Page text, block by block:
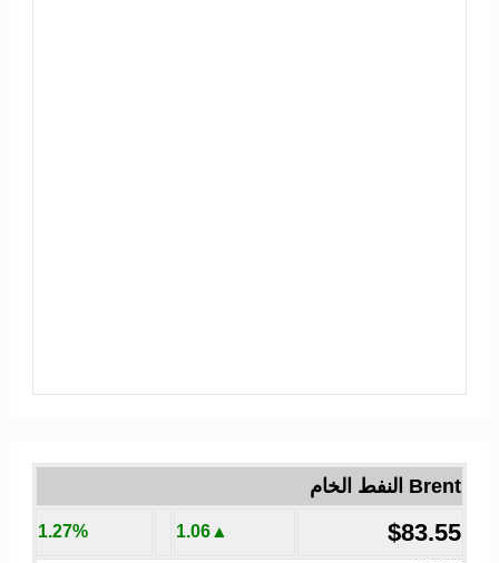
Brent النفط الخام
$83.55
▲1.06
1.27%